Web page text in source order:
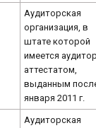
Аудиторская
организация, в
штате которой
имеется
аттестатом,
выданным
января 2011 г.
Аудиторская